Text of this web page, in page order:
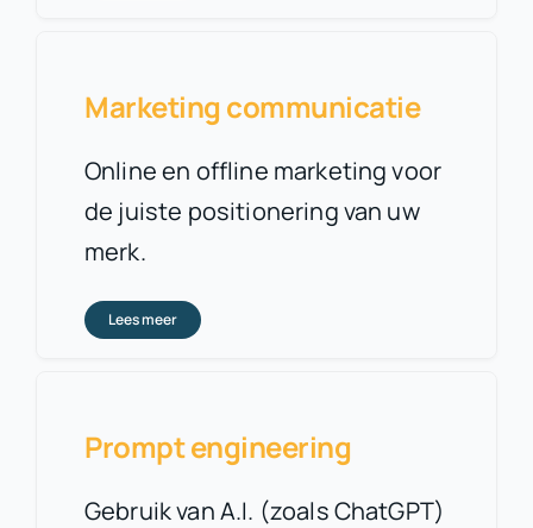
Marketing communicatie
Online en offline marketing voor
de juiste positionering van uw
merk.
Lees meer
Prompt engineering
Gebruik van A.I. (zoals ChatGPT)